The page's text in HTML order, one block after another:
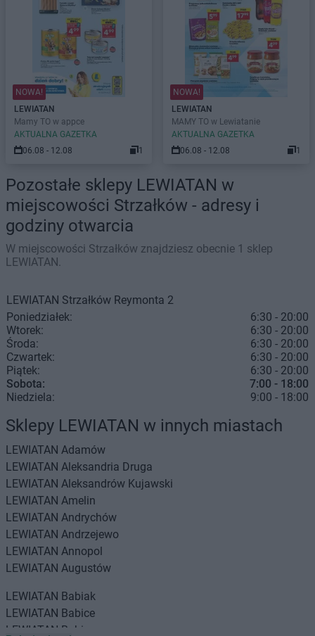
NOWA!
LEWIATAN
Mamy TO w appce
AKTUALNA GAZETKA
06.08 - 12.08
1
NOWA!
LEWIATAN
MAMY TO w Lewiatanie
AKTUALNA GAZETKA
06.08 - 12.08
1
Pozostałe sklepy LEWIATAN w
miejscowości Strzałków - adresy i
godziny otwarcia
W miejscowości Strzałków znajdziesz obecnie 1 sklep
LEWIATAN.
LEWIATAN Strzałków Reymonta 2
Poniedziałek:
6:30 - 20:00
Wtorek:
6:30 - 20:00
Środa:
6:30 - 20:00
Czwartek:
6:30 - 20:00
Piątek:
6:30 - 20:00
Sobota:
7:00 - 18:00
Niedziela:
9:00 - 18:00
Sklepy LEWIATAN w innych miastach
LEWIATAN Adamów
LEWIATAN Aleksandria Druga
LEWIATAN Aleksandrów Kujawski
LEWIATAN Amelin
LEWIATAN Andrychów
LEWIATAN Andrzejewo
LEWIATAN Annopol
LEWIATAN Augustów
LEWIATAN Babiak
LEWIATAN Babice
LEWIATAN Babin